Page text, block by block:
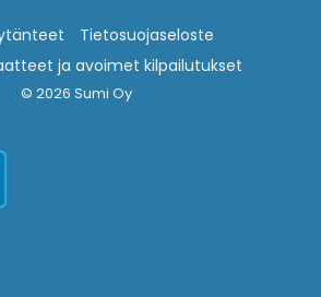
Tietosuojaseloste
ja avoimet kilpailutukset
© 2026 Sumi Oy